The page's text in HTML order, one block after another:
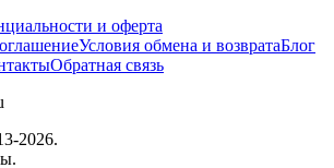
и оферта
Условия обмена и возвратаБлог
Обратная связь
2026.